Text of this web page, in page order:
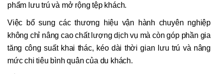
phẩm lưu trú và mở rộng tệp khách.
Việc bổ sung các thương hiệu vận hành chuyên nghiệp
không chỉ nâng cao chất lượng dịch vụ mà còn góp phần gia
tăng công suất khai thác, kéo dài thời gian lưu trú và nâng
mức chi tiêu bình quân của du khách.